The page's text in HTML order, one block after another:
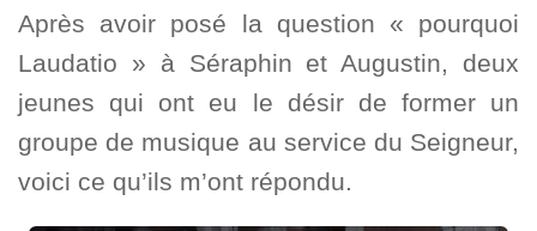
Après avoir posé la question « pourquoi
Laudatio » à Séraphin et Augustin, deux
jeunes qui ont eu le désir de former un
groupe de musique au service du Seigneur,
voici ce qu’ils m’ont répondu.